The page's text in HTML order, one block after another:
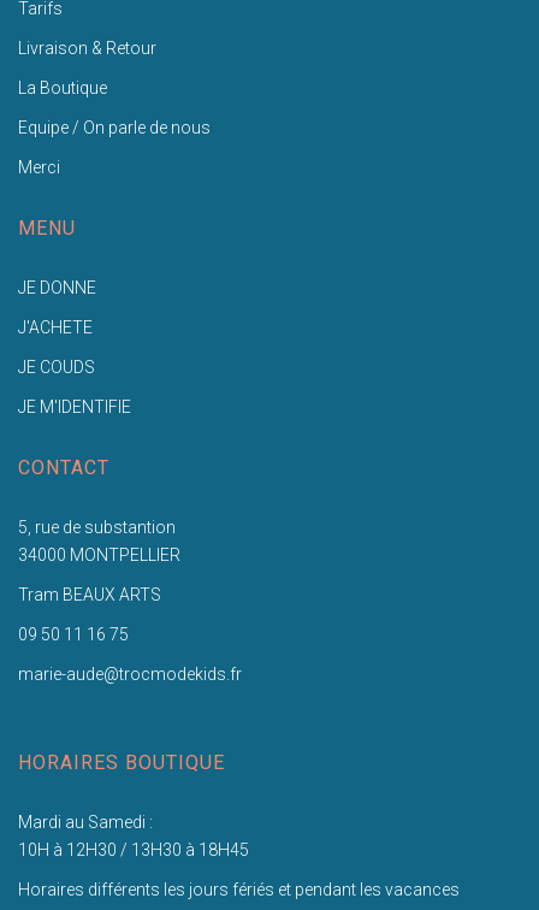
Tarifs
Livraison & Retour
La Boutique
Equipe / On parle de nous
Merci
MENU
JE DONNE
J'ACHETE
JE COUDS
JE M'IDENTIFIE
CONTACT
5, rue de substantion
34000 MONTPELLIER
Tram BEAUX ARTS
09 50 11 16 75
marie-aude@trocmodekids.fr
HORAIRES BOUTIQUE
Mardi au Samedi :
10H à 12H30 / 13H30 à 18H45
Horaires différents les jours fériés et pendant les vacances